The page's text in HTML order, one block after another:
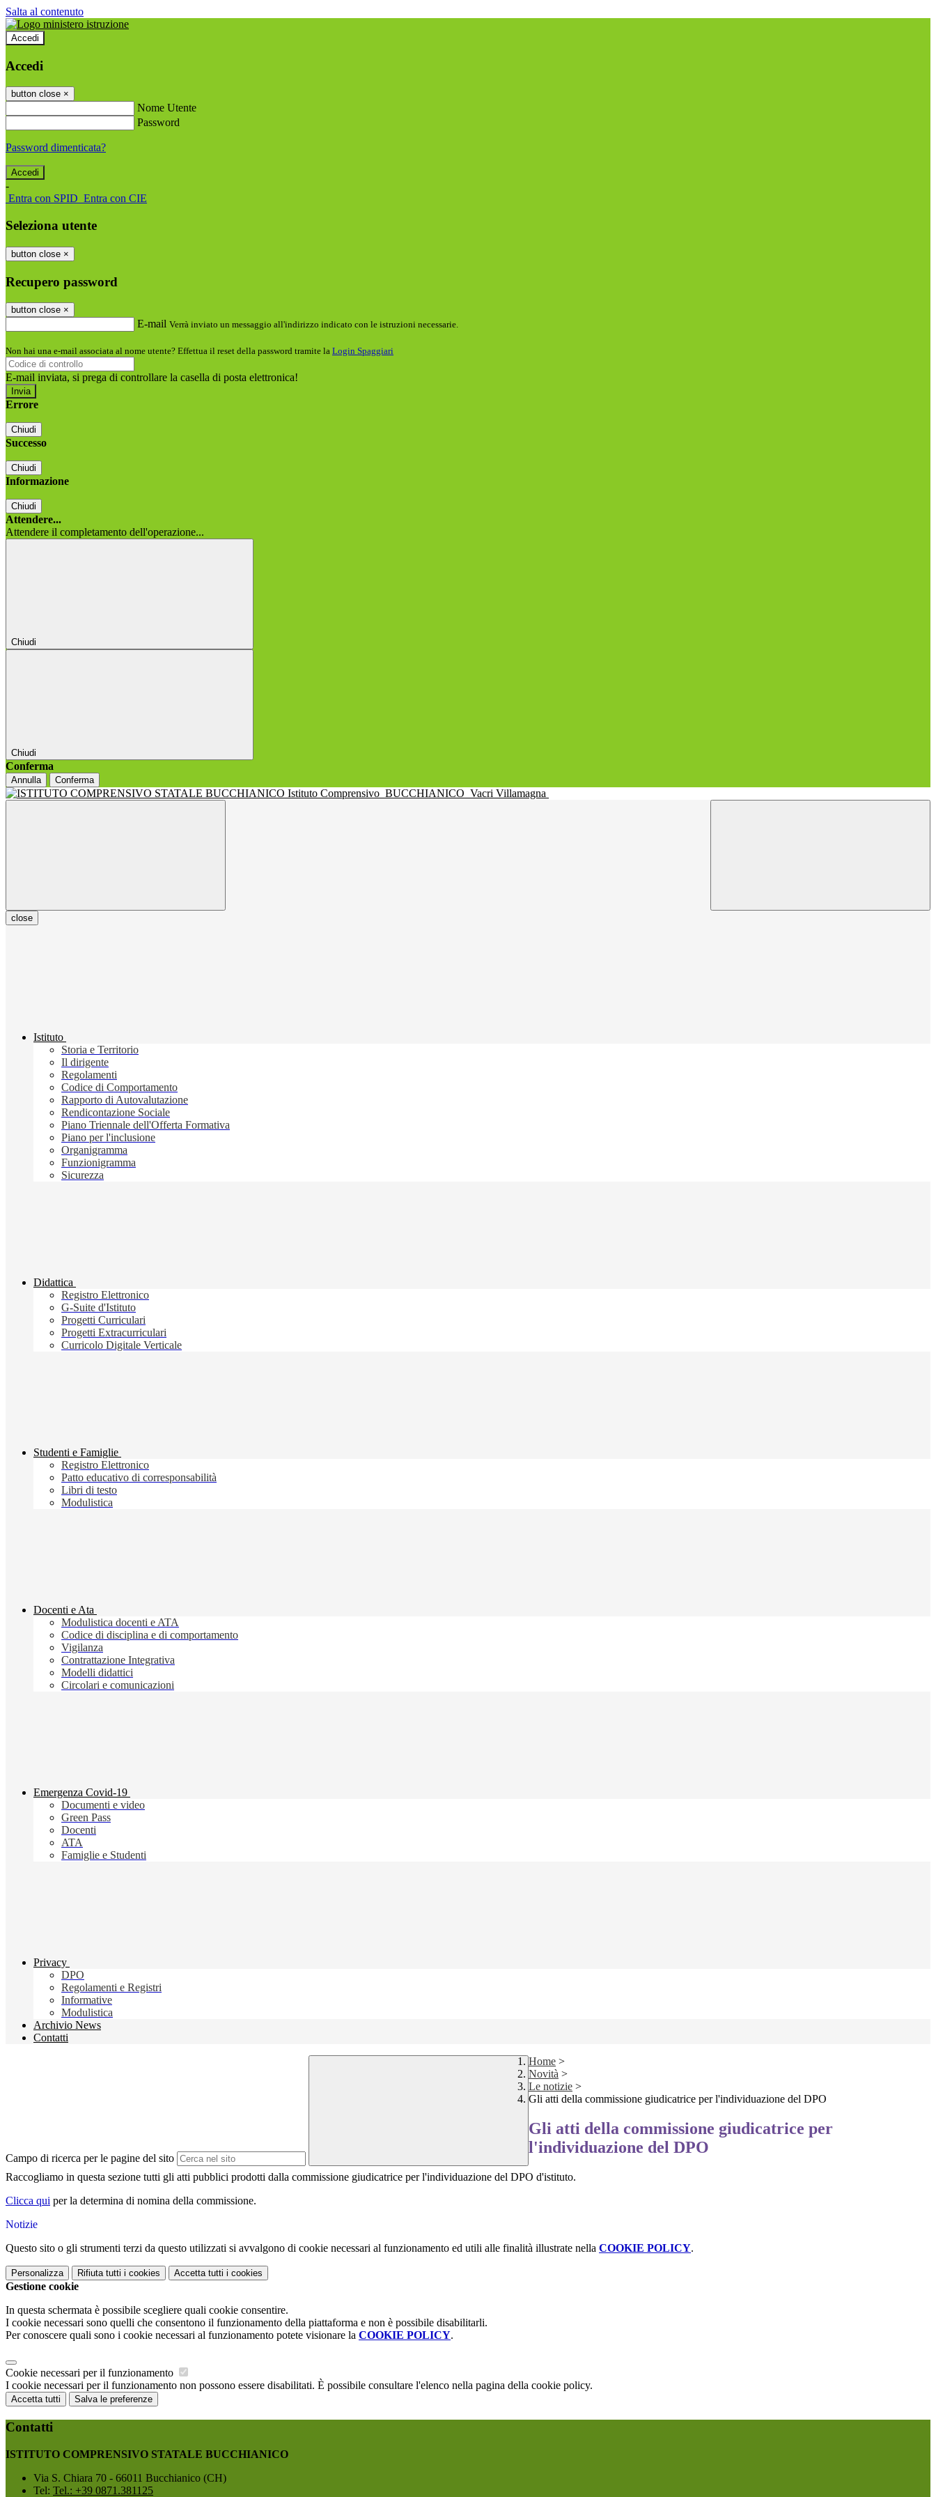
Salta al contenuto
Accedi
Accedi
button close ×
Nome Utente
Password
Password dimenticata?
-
Entra con SPID Entra con CIE
Seleziona utente
button close ×
Recupero password
button close ×
E-mail Verrà inviato un messaggio all'indirizzo indicato con le istruzioni necessarie.
Non hai una e-mail associata al nome utente? Effettua il reset della password tramite la Login Spaggiari
E-mail inviata, si prega di controllare la casella di posta elettronica!
Errore
Chiudi
Successo
Chiudi
Informazione
Chiudi
Attendere...
Attendere il completamento dell'operazione...
Chiudi
Chiudi
Conferma
Annulla Conferma
Istituto Comprensivo BUCCHIANICO Vacri Villamagna
close
Istituto
Storia e Territorio
Il dirigente
Regolamenti
Codice di Comportamento
Rapporto di Autovalutazione
Rendicontazione Sociale
Piano Triennale dell'Offerta Formativa
Piano per l'inclusione
Organigramma
Funzionigramma
Sicurezza
Didattica
Registro Elettronico
G-Suite d'Istituto
Progetti Curriculari
Progetti Extracurriculari
Curricolo Digitale Verticale
Studenti e Famiglie
Registro Elettronico
Patto educativo di corresponsabilità
Libri di testo
Modulistica
Docenti e Ata
Modulistica docenti e ATA
Codice di disciplina e di comportamento
Vigilanza
Contrattazione Integrativa
Modelli didattici
Circolari e comunicazioni
Emergenza Covid-19
Documenti e video
Green Pass
Docenti
ATA
Famiglie e Studenti
Privacy
DPO
Regolamenti e Registri
Informative
Modulistica
Archivio News
Contatti
Campo di ricerca per le pagine del sito
Home >
Novità >
Le notizie >
Gli atti della commissione giudicatrice per l'individuazione del DPO
Gli atti della commissione giudicatrice per
l'individuazione del DPO
Raccogliamo in questa sezione tutti gli atti pubblici prodotti dalla commissione giudicatrice per l'individuazione del DPO d'istituto.
Clicca qui per la determina di nomina della commissione.
Notizie
Questo sito o gli strumenti terzi da questo utilizzati si avvalgono di cookie necessari al funzionamento ed utili alle finalità illustrate nella COOKIE POLICY.
Personalizza Rifiuta tutti i cookies Accetta tutti i cookies
Gestione cookie
In questa schermata è possibile scegliere quali cookie consentire.
I cookie necessari sono quelli che consentono il funzionamento della piattaforma e non è possibile disabilitarli.
Per conoscere quali sono i cookie necessari al funzionamento potete visionare la COOKIE POLICY.
Cookie necessari per il funzionamento
I cookie necessari per il funzionamento non possono essere disabilitati. È possibile consultare l'elenco nella pagina della cookie policy.
Accetta tutti Salva le preferenze
Contatti
ISTITUTO COMPRENSIVO STATALE BUCCHIANICO
Via S. Chiara 70 - 66011 Bucchianico (CH)
Tel: Tel.: +39 0871.381125